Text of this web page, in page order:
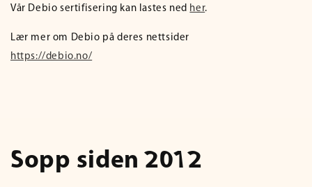
Vår Debio sertifisering kan lastes ned her.
Lær mer om Debio på deres nettsider
https://debio.no/
Sopp siden 2012